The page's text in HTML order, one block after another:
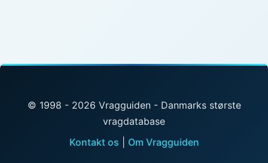
© 1998 - 2026 Vragguiden - Danmarks største
vragdatabase
Kontakt os
Om Vragguiden